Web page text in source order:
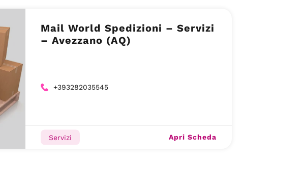
Mail World Spedizioni – Servizi
– Avezzano (AQ)
+393282035545
Servizi Apri Scheda